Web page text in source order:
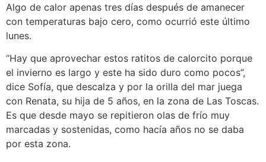
Algo de calor apenas tres días después de amanecer
con temperaturas bajo cero, como ocurrió este último
lunes.
“Hay que aprovechar estos ratitos de calorcito porque
el invierno es largo y este ha sido duro como pocos”,
dice Sofía, que descalza y por la orilla del mar juega
con Renata, su hija de 5 años, en la zona de Las Toscas.
Es que desde mayo se repitieron olas de frío muy
marcadas y sostenidas, como hacía años no se daba
por esta zona.